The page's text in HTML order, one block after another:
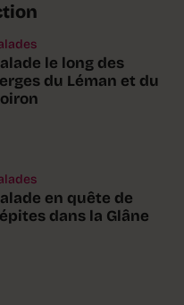
le long des
du Léman et du
en quête de
dans la Glâne